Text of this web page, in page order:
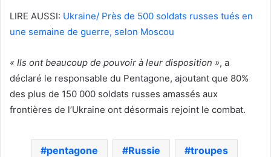
LIRE AUSSI: Ukraine/ Près de 500 soldats russes tués en
une semaine de guerre, selon Moscou
« Ils ont beaucoup de pouvoir à leur disposition », a
déclaré le responsable du Pentagone, ajoutant que 80%
des plus de 150 000 soldats russes amassés aux
frontières de l’Ukraine ont désormais rejoint le combat.
pentagone Russie troupes